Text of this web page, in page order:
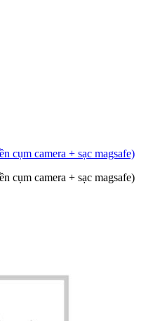
cụm camera + sạc magsafe)
cụm camera + sạc magsafe)